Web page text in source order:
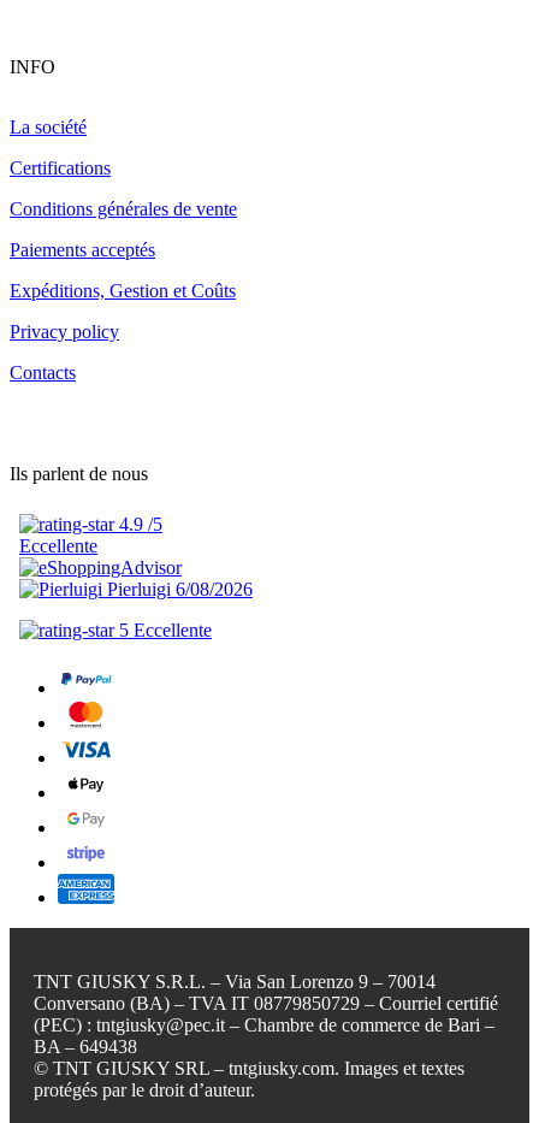
INFO
La société
Certifications
Conditions générales de vente
Paiements acceptés
Expéditions, Gestion et Coûts
Privacy policy
Contacts
Ils parlent de nous
TNT GIUSKY S.R.L. – Via San Lorenzo 9 – 70014
Conversano (BA) – TVA IT 08779850729 – Courriel certifié
(PEC) : tntgiusky@pec.it – Chambre de commerce de Bari –
BA – 649438
© TNT GIUSKY SRL – tntgiusky.com. Images et textes
protégés par le droit d’auteur.